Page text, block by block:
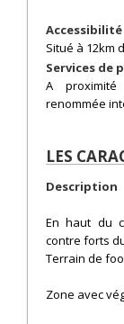
Accessibilité
Situé à 12km
Services de
A
renommée
LES
Description
En haut du
contre forts
Terrain de
Zone avec